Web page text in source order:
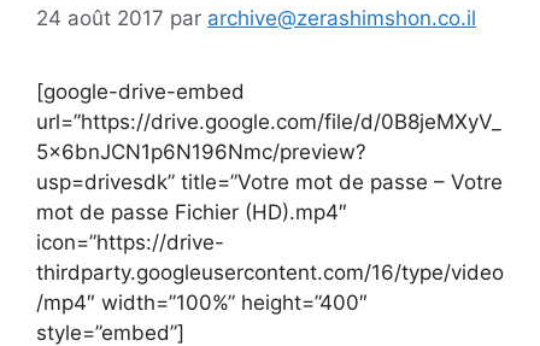
24 août 2017 par archive@zerashimshon.co.il
[google-drive-embed
url=”https://drive.google.com/file/d/0B8jeMXyV_
5x6bnJCN1p6N196Nmc/preview?
usp=drivesdk” title=”Votre mot de passe – Votre
mot de passe Fichier (HD).mp4″
icon=”https://drive-
thirdparty.googleusercontent.com/16/type/video
/mp4″ width=”100%” height=”400″
style=”embed”]